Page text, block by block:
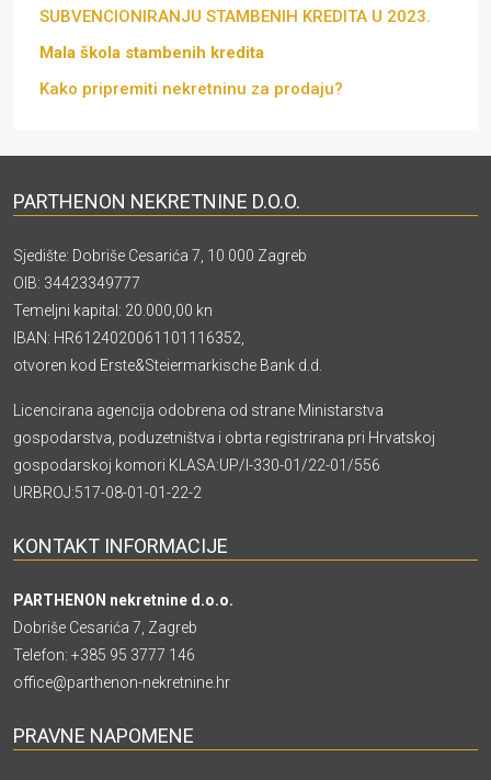
SUBVENCIONIRANJU STAMBENIH KREDITA U 2023.
Mala škola stambenih kredita
Kako pripremiti nekretninu za prodaju?
PARTHENON NEKRETNINE D.O.O.
Sjedište: Dobriše Cesarića 7, 10 000 Zagreb
OIB: 34423349777
Temeljni kapital: 20.000,00 kn
IBAN: HR6124020061101116352,
otvoren kod Erste&Steiermarkische Bank d.d.
Licencirana agencija odobrena od strane Ministarstva
gospodarstva, poduzetništva i obrta registrirana pri Hrvatskoj
gospodarskoj komori KLASA:UP/I-330-01/22-01/556
URBROJ:517-08-01-01-22-2
KONTAKT INFORMACIJE
PARTHENON nekretnine d.o.o.
Dobriše Cesarića 7, Zagreb
Telefon: +385 95 3777 146
office@parthenon-nekretnine.hr
PRAVNE NAPOMENE